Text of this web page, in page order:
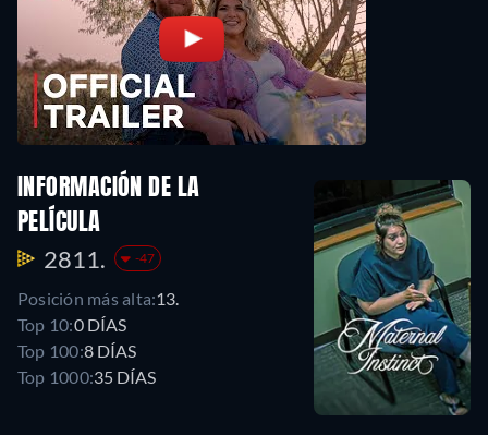
INFORMACIÓN DE LA
PELÍCULA
2811. -47
Posición más alta:13.
Top 10:0 DÍAS
Top 100:8 DÍAS
Top 1000:35 DÍAS